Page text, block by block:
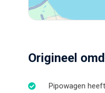
Origineel
Pipowagen